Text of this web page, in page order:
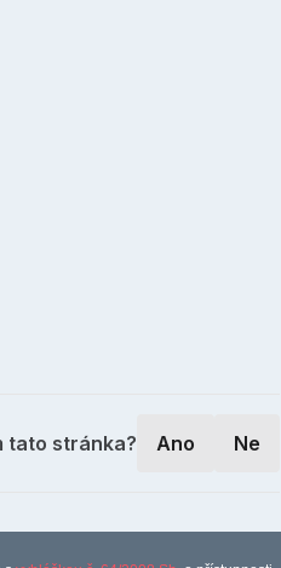
tato stránka? Ano Ne